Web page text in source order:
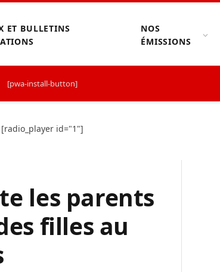
ET BULLETINS
NOS
ÉMISSIONS
[pwa-install-button]
[radio_player id="1"]
les parents
filles au